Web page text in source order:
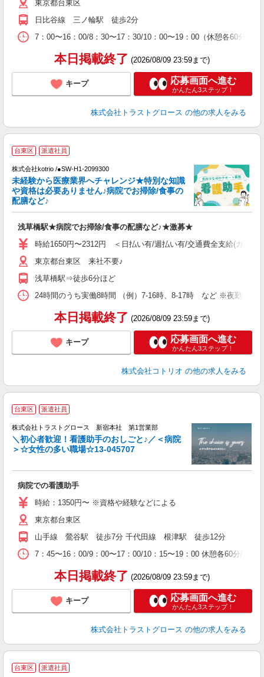
東京都台東区
日比谷線 三ノ輪駅 徒歩2分
7：00〜16：00/8：30〜17：30/10：00〜19：00（休憩各60分）/
本日掲載終了 (2026/08/09 23:59まで)
キープ 応募画面へ進む
かんたん3ステップ！
株式会社トラストグロース の他の求人をみる
台東区 派遣社員
株式会社kotrio /●SW-H1-2099300
未経験から医療業界へチャレンジ★特別な知識
や資格は必要ありません♪病院でお掃除/食事の
配膳など♪
浅草橋駅★病院でお掃除/食事の配膳など♪★激募★
時給1650円〜2312円 ＜日払い有/週払い有/交通費全支給(ガソリ
東京都台東区 来社不要♪
浅草橋駅⇒徒歩6分ほど
24時間のうち実働8時間 （例）7-16時、8-17時 など ※夜勤専従
本日掲載終了 (2026/08/09 23:59まで)
キープ 応募画面へ進む
かんたん3ステップ！
株式会社コトリオ の他の求人をみる
台東区 派遣社員
株式会社トラストグロース 新宿本社 第1営業部
＼初心者歓迎！看護助手のおしごと♪／＜病院
＞☆女性の多い職場☆13-045707
病院での看護助手
時給：1350円〜 ※資格や経験などによる
東京都台東区
山手線 鶯谷駅 徒歩7分 千代田線 根津駅 徒歩12分
7：45〜16：00/9：00〜17：00/10：15〜19：00 休憩各60分/週4
本日掲載終了 (2026/08/09 23:59まで)
キープ 応募画面へ進む
かんたん3ステップ！
株式会社トラストグロース の他の求人をみる
台東区 派遣社員